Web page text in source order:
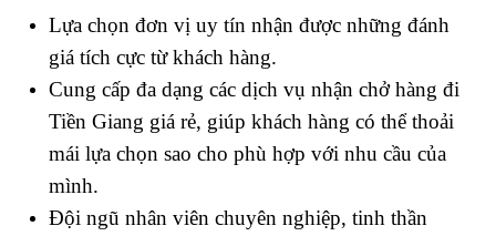
Lựa chọn đơn vị uy tín nhận được những đánh
giá tích cực từ khách hàng.
Cung cấp đa dạng các dịch vụ nhận chở hàng đi
Tiền Giang giá rẻ, giúp khách hàng có thể thoải
mái lựa chọn sao cho phù hợp với nhu cầu của
mình.
Đội ngũ nhân viên chuyên nghiệp, tinh thần